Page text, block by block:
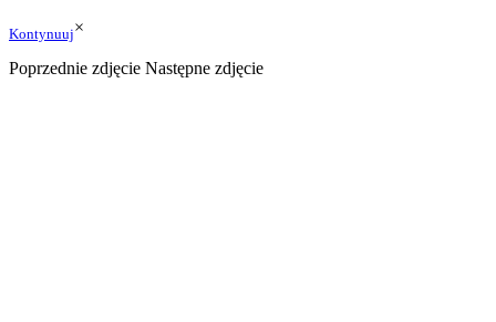
Kontynuuj×
Poprzednie zdjęcie Następne zdjęcie